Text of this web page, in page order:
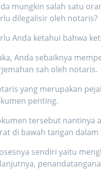
mungkin salah satu
dilegalisir oleh notaris?
Anda ketahui bahwa
Anda sebaiknya
sah oleh notaris.
yang merupakan
penting.
tersebut nantinya
di bawah tangan dalam
sendiri yaitu